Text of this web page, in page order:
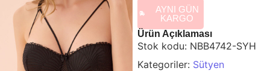
AYNI GÜN
KARGO
Ürün Açıklaması
Stok kodu: NBB4742-SYH
Kategoriler: Sütyen